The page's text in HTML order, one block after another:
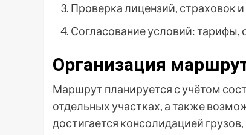
Проверка лицензий, страховок
Согласование условий: тарифы,
Организация
Маршрут планируется с учётом
отдельных участках, а также
достигается консолидацией